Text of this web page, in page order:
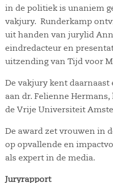
in de politiek is unaniem
vakjury. Runderkamp
uit handen van jurylid
eindredacteur en
uitzending van Tijd voor
De vakjury kent
aan dr. Felienne
de Vrije Universiteit
De award zet vrouwen in
op opvallende en
als expert in de media.
Juryrapport